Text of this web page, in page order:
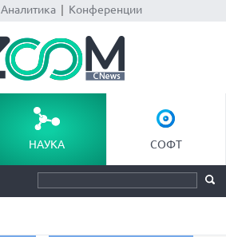
Аналитика| Конференции
НАУКА СОФТ